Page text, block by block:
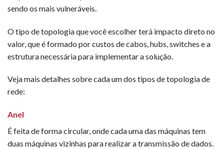
sendo os mais vulneráveis.
O tipo de topologia que você escolher terá impacto direto no
valor, que é formado por custos de cabos, hubs, switches e a
estrutura necessária para implementar a solução.
Veja mais detalhes sobre cada um dos tipos de topologia de
rede:
Anel
É feita de forma circular, onde cada uma das máquinas tem
duas máquinas vizinhas para realizar a transmissão de dados.